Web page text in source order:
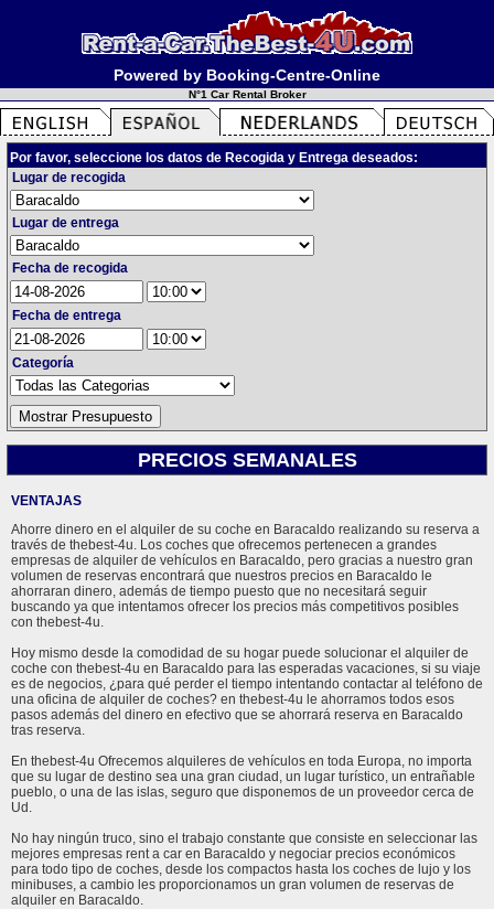
Powered by Booking-Centre-Online
N°1 Car Rental Broker
Por favor, seleccione los datos de Recogida y Entrega deseados:
Lugar de recogida
Lugar de entrega
Fecha de recogida
Fecha de entrega
Categoría
PRECIOS SEMANALES
VENTAJAS
Ahorre dinero en el alquiler de su coche en Baracaldo realizando su reserva a
través de thebest-4u. Los coches que ofrecemos pertenecen a grandes
empresas de alquiler de vehículos en Baracaldo, pero gracias a nuestro gran
volumen de reservas encontrará que nuestros precios en Baracaldo le
ahorraran dinero, además de tiempo puesto que no necesitará seguir
buscando ya que intentamos ofrecer los precios más competitivos posibles
con thebest-4u.
Hoy mismo desde la comodidad de su hogar puede solucionar el alquiler de
coche con thebest-4u en Baracaldo para las esperadas vacaciones, si su viaje
es de negocios, ¿para qué perder el tiempo intentando contactar al teléfono de
una oficina de alquiler de coches? en thebest-4u le ahorramos todos esos
pasos además del dinero en efectivo que se ahorrará reserva en Baracaldo
tras reserva.
En thebest-4u Ofrecemos alquileres de vehículos en toda Europa, no importa
que su lugar de destino sea una gran ciudad, un lugar turístico, un entrañable
pueblo, o una de las islas, seguro que disponemos de un proveedor cerca de
Ud.
No hay ningún truco, sino el trabajo constante que consiste en seleccionar las
mejores empresas rent a car en Baracaldo y negociar precios económicos
para todo tipo de coches, desde los compactos hasta los coches de lujo y los
minibuses, a cambio les proporcionamos un gran volumen de reservas de
alquiler en Baracaldo.